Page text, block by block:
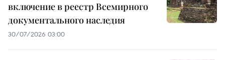
включение в реестр Всемирного
документального наследия
30/07/2026 03:00